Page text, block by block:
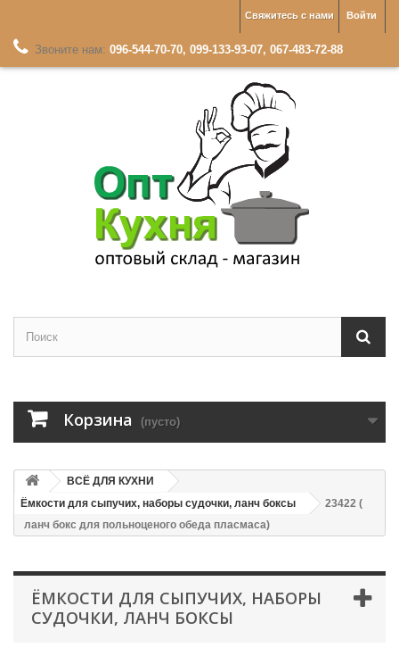
Войти
Свяжитесь с нами
Звоните нам: 096-544-70-70, 099-133-93-07, 067-483-72-88
Корзина (пусто)
ВСЁ ДЛЯ КУХНИ
Ёмкости для сыпучих, наборы судочки, ланч боксы
23422 (
ланч бокс для польноценого обеда пласмаса)
ЁМКОСТИ ДЛЯ СЫПУЧИХ, НАБОРЫ
СУДОЧКИ, ЛАНЧ БОКСЫ